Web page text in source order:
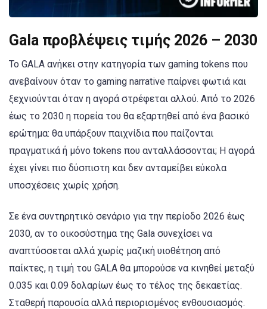
Gala προβλέψεις τιμής 2026 – 2030
Το GALA ανήκει στην κατηγορία των gaming tokens που
ανεβαίνουν όταν το gaming narrative παίρνει φωτιά και
ξεχνιούνται όταν η αγορά στρέφεται αλλού. Από το 2026
έως το 2030 η πορεία του θα εξαρτηθεί από ένα βασικό
ερώτημα: θα υπάρξουν παιχνίδια που παίζονται
πραγματικά ή μόνο tokens που ανταλλάσσονται; Η αγορά
έχει γίνει πιο δύσπιστη και δεν ανταμείβει εύκολα
υποσχέσεις χωρίς χρήση.
Σε ένα συντηρητικό σενάριο για την περίοδο 2026 έως
2030, αν το οικοσύστημα της Gala συνεχίσει να
αναπτύσσεται αλλά χωρίς μαζική υιοθέτηση από
παίκτες, η τιμή του GALA θα μπορούσε να κινηθεί μεταξύ
0.035 και 0.09 δολαρίων έως το τέλος της δεκαετίας.
Σταθερή παρουσία αλλά περιορισμένος ενθουσιασμός.